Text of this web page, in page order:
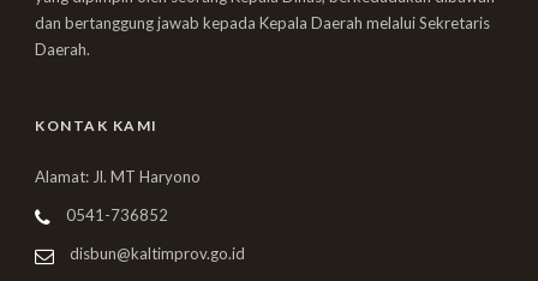
dan bertanggung jawab kepada Kepala Daerah melalui Sekretaris
Daerah.
KONTAK KAMI
Alamat: Jl. MT Haryono
0541-736852
disbun@kaltimprov.go.id